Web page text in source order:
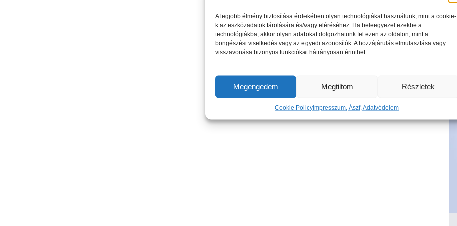
A legjobb élmény biztosítása érdekében olyan technológiákat használunk, mint a cookie-
k az eszközadatok tárolására és/vagy eléréséhez. Ha beleegyezel ezekbe a
technológiákba, akkor olyan adatokat dolgozhatunk fel ezen az oldalon, mint a
böngészési viselkedés vagy az egyedi azonosítók. A hozzájárulás elmulasztása vagy
visszavonása bizonyos funkciókat hátrányosan érinthet.
Megengedem Megtiltom Részletek
Cookie PolicyImpresszum, Ászf, Adatvédelem